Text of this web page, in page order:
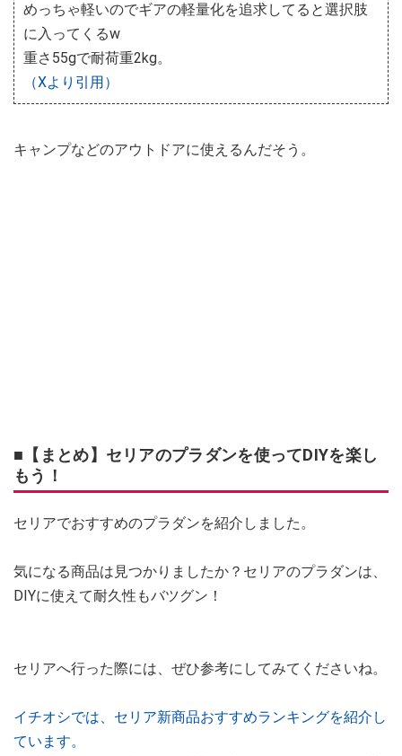
めっちゃ軽いのでギアの軽量化を追求してると選択肢
に入ってくるw
重さ55gで耐荷重2kg。
（Xより引用）
キャンプなどのアウトドアに使えるんだそう。
■【まとめ】セリアのプラダンを使ってDIYを楽し
もう！
セリアでおすすめのプラダンを紹介しました。
気になる商品は見つかりましたか？セリアのプラダンは、
DIYに使えて耐久性もバツグン！
セリアへ行った際には、ぜひ参考にしてみてくださいね。
イチオシでは、セリア新商品おすすめランキングを紹介し
ています。